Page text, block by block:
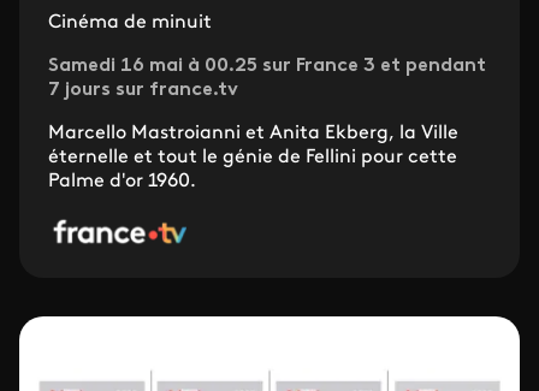
Cinéma de minuit
Samedi 16 mai à 00.25 sur France 3 et pendant
7 jours sur france.tv
Marcello Mastroianni et Anita Ekberg, la Ville
éternelle et tout le génie de Fellini pour cette
Palme d'or 1960.